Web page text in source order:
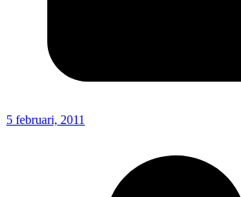
5 februari, 2011